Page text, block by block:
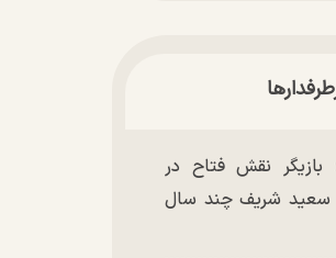
بازیگر نقش فتاح در
سعید شریف چند سال